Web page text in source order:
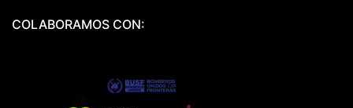
COLABORAMOS CON: